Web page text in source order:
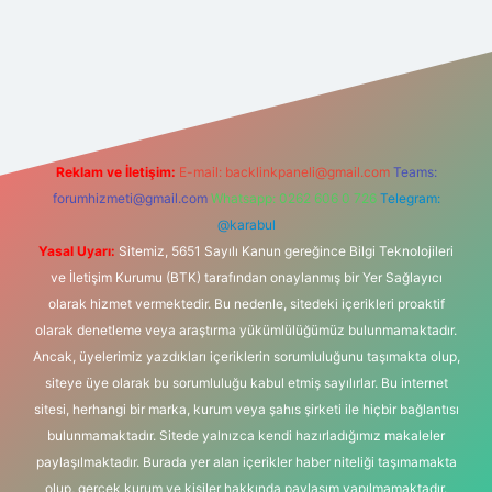
Reklam ve İletişim: E-mail: backlinkpaneli@gmail.com Teams:
forumhizmeti@gmail.com Whatsapp: 0262 606 0 726 Telegram:
@karabul
Yasal Uyarı: Sitemiz, 5651 Sayılı Kanun gereğince Bilgi Teknolojileri
ve İletişim Kurumu (BTK) tarafından onaylanmış bir Yer Sağlayıcı
olarak hizmet vermektedir. Bu nedenle, sitedeki içerikleri proaktif
olarak denetleme veya araştırma yükümlülüğümüz bulunmamaktadır.
Ancak, üyelerimiz yazdıkları içeriklerin sorumluluğunu taşımakta olup,
siteye üye olarak bu sorumluluğu kabul etmiş sayılırlar. Bu internet
sitesi, herhangi bir marka, kurum veya şahıs şirketi ile hiçbir bağlantısı
bulunmamaktadır. Sitede yalnızca kendi hazırladığımız makaleler
paylaşılmaktadır. Burada yer alan içerikler haber niteliği taşımamakta
olup, gerçek kurum ve kişiler hakkında paylaşım yapılmamaktadır.